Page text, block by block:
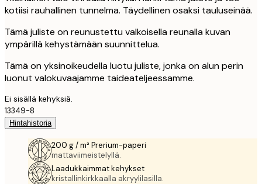
kotiisi rauhallinen tunnelma. Täydellinen osaksi tauluseinää.
Tämä juliste on reunustettu valkoisella reunalla kuvan
ympärillä kehystämään suunnittelua.
Tämä on yksinoikeudella luotu juliste, jonka on alun perin
luonut valokuvaajamme taideateljeessamme.
Ei sisällä kehyksiä.
13349-8
Hintahistoria
200 g / m² Prerium-paperi
mattaviimeistelyllä.
Laadukkaimmat kehykset
kristallinkirkkaalla akryylilasilla.